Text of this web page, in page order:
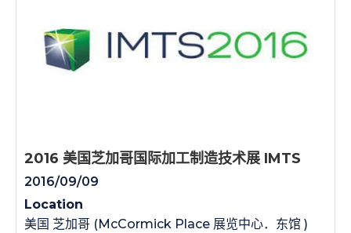
2016 美国芝加哥国际加工制造技术展 IMTS
2016/09/09
Location
美国 芝加哥 (McCormick Place 展览中心．东馆 )